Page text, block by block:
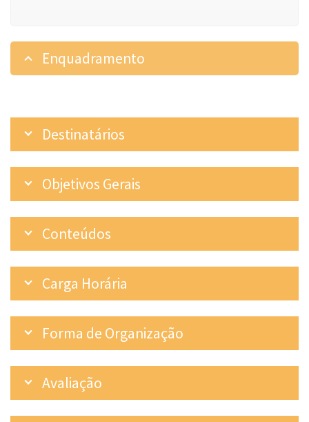
Enquadramento
Destinatários
Objetivos Gerais
Conteúdos
Carga Horária
Forma de Organização
Avaliação